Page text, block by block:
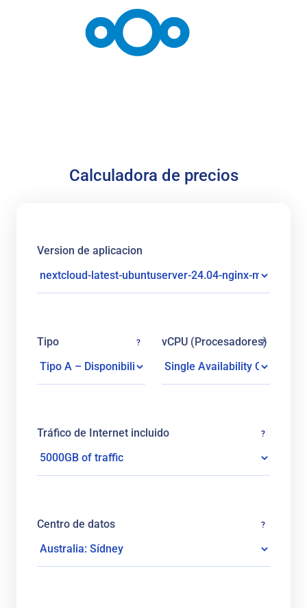
Calculadora de precios
Version de aplicacion
Tipo ? vCPU (Procesadores)
?
Tráfico de Internet incluido ?
Centro de datos ?